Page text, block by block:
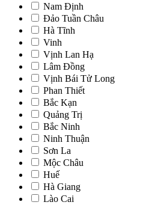
Nam Định
Đảo Tuần Châu
Hà Tĩnh
Vinh
Vịnh Lan Hạ
Lâm Đồng
Vịnh Bái Tử Long
Phan Thiết
Bắc Kạn
Quảng Trị
Bắc Ninh
Ninh Thuận
Sơn La
Mộc Châu
Huế
Hà Giang
Lào Cai